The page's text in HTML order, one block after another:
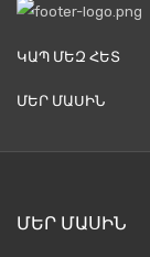
ԿԱՊ ՄԵԶ ՀԵՏ
ՄԵՐ ՄԱՍԻՆ
ՄԵՐ ՄԱՍԻՆ